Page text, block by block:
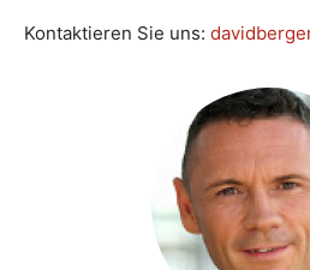
Kontaktieren Sie uns: